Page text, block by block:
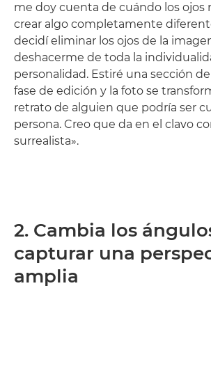
me doy cuenta de cuándo los ojos
crear algo completamente
decidí eliminar los ojos de la
deshacerme de toda la
personalidad. Estiré una sección de
fase de edición y la foto se
retrato de alguien que podría ser
persona. Creo que da en el clavo
surrealista».
2. Cambia los
capturar una
amplia